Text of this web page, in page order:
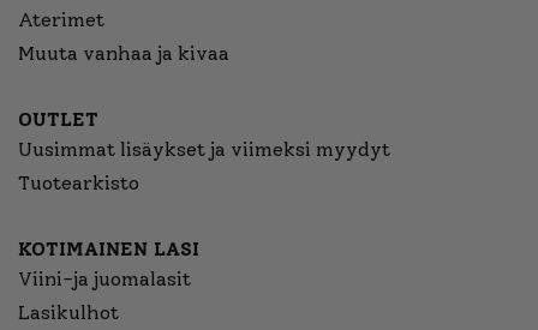
Aterimet
Muuta vanhaa ja kivaa
OUTLET
Uusimmat lisäykset ja viimeksi myydyt
Tuotearkisto
KOTIMAINEN LASI
Viini-ja juomalasit
Lasikulhot